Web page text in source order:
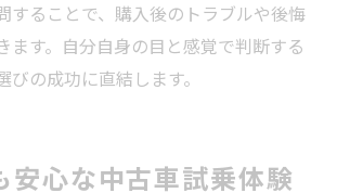
することで、購入後のトラブルや後悔
ます。自分自身の目と感覚で判断する
びの成功に直結します。
安心な中古車試乗体験